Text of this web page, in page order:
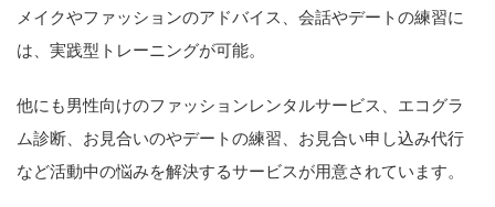
メイクやファッションのアドバイス、会話やデートの練習に
は、実践型トレーニングが可能。
他にも男性向けのファッションレンタルサービス、エコグラ
ム診断、お見合いのやデートの練習、お見合い申し込み代行
など活動中の悩みを解決するサービスが用意されています。